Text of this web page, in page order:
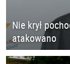
Nie krył
atakowano